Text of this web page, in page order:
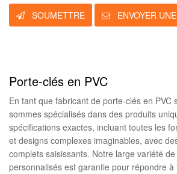
SOUMETTRE ENVOYER
Porte-clés en PVC
En tant que fabricant de porte-clés en PVC
sommes spécialisés dans des produits
spécifications exactes, incluant toutes les
et designs complexes imaginables, avec
complets saisissants. Notre large variété
personnalisés est garantie pour répondre à